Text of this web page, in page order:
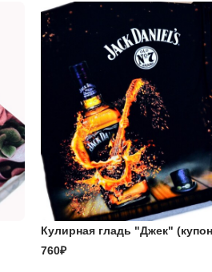
Кулирная гладь "Джек"
760₽